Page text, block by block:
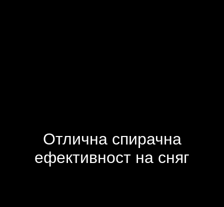
Отлична спирачна
ефективност на сняг